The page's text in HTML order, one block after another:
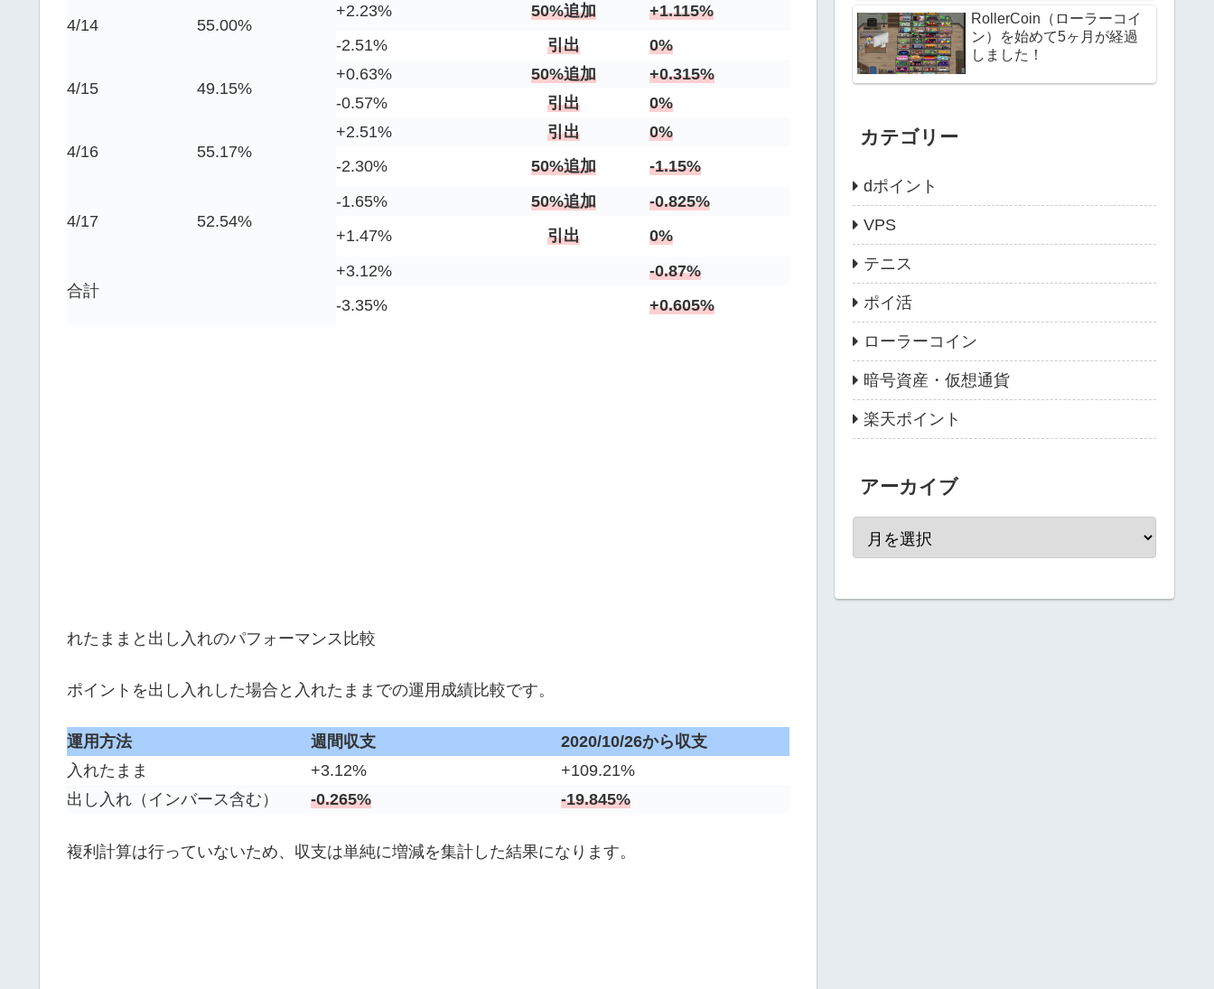
4/14 55.00%
+2.23% 50%追加
+1.115%
-2.51%
引出 0%
4/15 49.15%
+0.63% 50%追加
+0.315%
-0.57%
引出 0%
4/16 55.17%
+2.51% 引出
0%
-2.30%
50%追加 -1.15%
4/17 52.54%
-1.65% 50%追加
-0.825%
+1.47%
引出 0%
合計
+3.12%
-0.87%
-3.35%
+0.605%
れたままと出し入れのパフォーマンス比較
ポイントを出し入れした場合と入れたままでの運用成績比較です。
運用方法 週間収支
2020/10/26から収支
入れたまま
+3.12%
+109.21%
出し入れ（インバース含む）
-0.265% -19.845%
複利計算は行っていないため、収支は単純に増減を集計した結果になります。
RollerCoin（ローラーコイ
ン）を始めて5ヶ月が経過
しました！
カテゴリー
dポイント
VPS
テニス
ポイ活
ローラーコイン
暗号資産・仮想通貨
楽天ポイント
アーカイブ